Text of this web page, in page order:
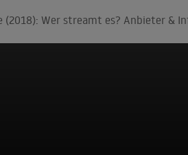
(2018): Wer streamt es? Anbieter &